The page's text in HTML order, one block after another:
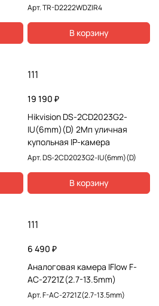
Арт.TR-D2222WDZIR4
В корзину
111
19 190 ₽
Hikvision DS-2CD2023G2-
IU(6mm)(D) 2Мп уличная
купольная IP-камера
Арт.DS-2CD2023G2-IU(6mm)(D)
В корзину
111
6 490 ₽
Аналоговая камера IFlow F-
AC-2721Z(2.7-13.5mm)
Арт.F-AC-2721Z(2.7-13.5mm)